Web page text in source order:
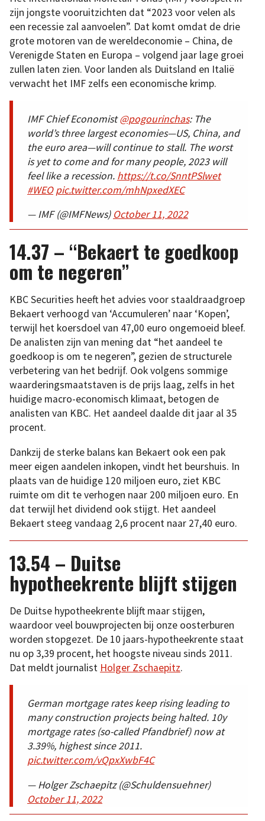
zijn jongste vooruitzichten dat “2023 voor velen als
een recessie zal aanvoelen”. Dat komt omdat de drie
grote motoren van de wereldeconomie – China, de
Verenigde Staten en Europa – volgend jaar lage groei
zullen laten zien. Voor landen als Duitsland en Italië
verwacht het IMF zelfs een economische krimp.
IMF Chief Economist@pogourinchas: The
world’s three largest economies—US, China, and
the euro area—will continue to stall. The worst
is yet to come and for many people, 2023 will
feel like a recession. https://t.co/SnntPSlwet
#WEO pic.twitter.com/mhNpxedXEC
— IMF (@IMFNews) October 11, 2022
14.37 – “Bekaert te goedkoop
om te negeren”
KBC Securities heeft het advies voor staaldraadgroep
Bekaert verhoogd van ‘Accumuleren’ naar ‘Kopen’,
terwijl het koersdoel van 47,00 euro ongemoeid bleef.
De analisten zijn van mening dat “het aandeel te
goedkoop is om te negeren”, gezien de structurele
verbetering van het bedrijf. Ook volgens sommige
waarderingsmaatstaven is de prijs laag, zelfs in het
huidige macro-economisch klimaat, betogen de
analisten van KBC. Het aandeel daalde dit jaar al 35
procent.
Dankzij de sterke balans kan Bekaert ook een pak
meer eigen aandelen inkopen, vindt het beurshuis. In
plaats van de huidige 120 miljoen euro, ziet KBC
ruimte om dit te verhogen naar 200 miljoen euro. En
dat terwijl het dividend ook stijgt. Het aandeel
Bekaert steeg vandaag 2,6 procent naar 27,40 euro.
13.54 – Duitse
hypotheekrente blijft stijgen
De Duitse hypotheekrente blijft maar stijgen,
waardoor veel bouwprojecten bij onze oosterburen
worden stopgezet. De 10 jaars-hypotheekrente staat
nu op 3,39 procent, het hoogste niveau sinds 2011.
Dat meldt journalist Holger Zschaepitz.
German mortgage rates keep rising leading to
many construction projects being halted. 10y
mortgage rates (so-called Pfandbrief) now at
3.39%, highest since 2011.
pic.twitter.com/vQpxXwbF4C
— Holger Zschaepitz (@Schuldensuehner)
October 11, 2022